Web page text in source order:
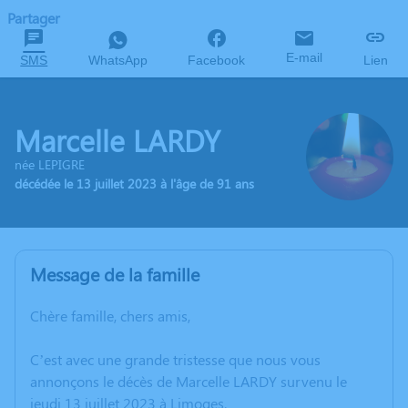
Partager
SMS WhatsApp Facebook E-mail Lien
Marcelle LARDY
née LEPIGRE
décédée le 13 juillet 2023 à l'âge de 91 ans
Message de la famille
Chère famille, chers amis,
C’est avec une grande tristesse que nous vous
annonçons le décès de Marcelle LARDY survenu le
jeudi 13 juillet 2023 à Limoges.